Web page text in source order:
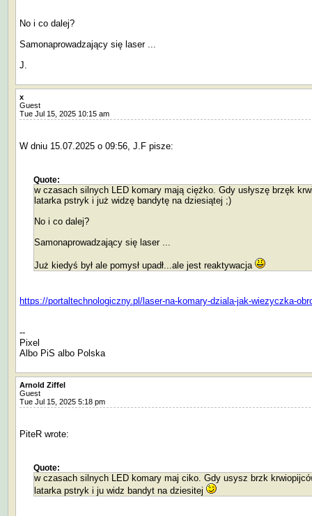
No i co dalej?
Samonaprowadzający się laser ...
J.
x
Guest
Tue Jul 15, 2025 10:15 am
W dniu 15.07.2025 o 09:56, J.F pisze:
Quote:
w czasach silnych LED komary mają ciężko. Gdy usłyszę brzęk
latarka pstryk i już widzę bandytę na dziesiątej ;)
No i co dalej?
Samonaprowadzający się laser ...
Już kiedyś był ale pomysł upadł...ale jest reaktywacja
https://portaltechnologiczny.pl/laser-na-komary-dziala-jak-wiezyczka-
--
Pixel
Albo PiS albo Polska
Arnold Ziffel
Guest
Tue Jul 15, 2025 5:18 pm
PiteR wrote:
Quote:
w czasach silnych LED komary maj ciko. Gdy usysz brzk
latarka pstryk i ju widz bandyt na dziesitej